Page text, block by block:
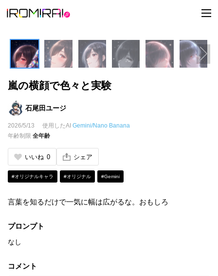
t
o
l
n
a
v
嵐の横顔で色々と実験
石尾田ユージ
2026/5/13 使用したAI Gemini/Nano Banana
年齢制限 全年齢
いいね 0 シェア
#オリジナルキャラ #オリジナル #Gemini
言葉を知るだけで一気に幅は広がるな。おもしろ
プロンプト
なし
コメント